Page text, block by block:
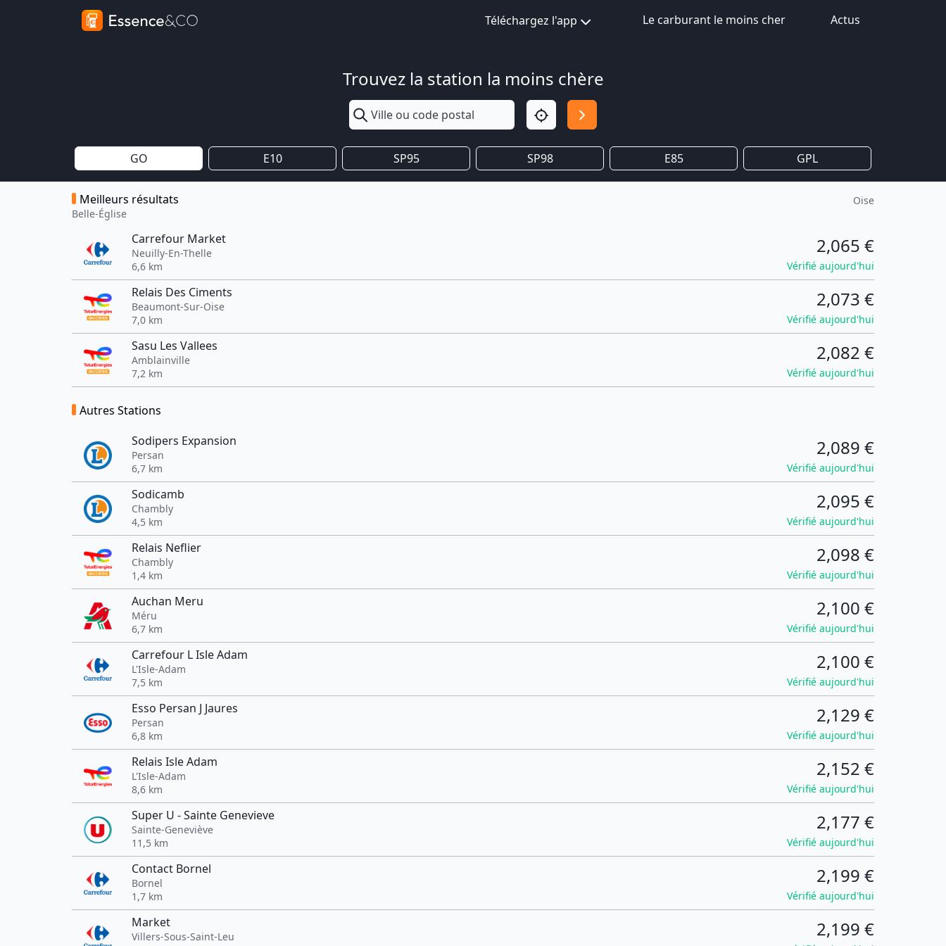
Téléchargez l'app Le carburant le moins cher Actus
Trouvez la station la moins chère
GO E10 SP95 SP98 E85 GPL
Meilleurs résultats
Belle-Église
Oise
Carrefour Market
Neuilly-En-Thelle
6,6 km
2,065 €
Vérifié aujourd'hui
Relais Des Ciments
Beaumont-Sur-Oise
7,0 km
2,073 €
Vérifié aujourd'hui
Sasu Les Vallees
Amblainville
7,2 km
2,082 €
Vérifié aujourd'hui
Autres Stations
Sodipers Expansion
Persan
6,7 km
2,089 €
Vérifié aujourd'hui
Sodicamb
Chambly
4,5 km
2,095 €
Vérifié aujourd'hui
Relais Neflier
Chambly
1,4 km
2,098 €
Vérifié aujourd'hui
Auchan Meru
Méru
6,7 km
2,100 €
Vérifié aujourd'hui
Carrefour L Isle Adam
L'Isle-Adam
7,5 km
2,100 €
Vérifié aujourd'hui
Esso Persan J Jaures
Persan
6,8 km
2,129 €
Vérifié aujourd'hui
Relais Isle Adam
L'Isle-Adam
8,6 km
2,152 €
Vérifié aujourd'hui
Super U - Sainte Genevieve
Sainte-Geneviève
11,5 km
2,177 €
Vérifié aujourd'hui
Contact Bornel
Bornel
1,7 km
2,199 €
Vérifié aujourd'hui
Market
Villers-Sous-Saint-Leu
2,199 €